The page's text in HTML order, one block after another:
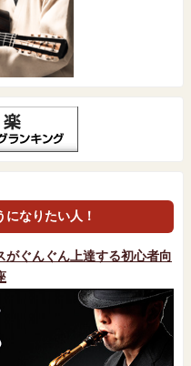
なりたい人！
がぐんぐん上達する初心者向